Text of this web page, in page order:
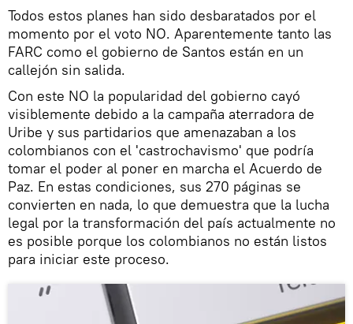
Todos estos planes han sido desbaratados por el
momento por el voto NO. Aparentemente tanto las
FARC como el gobierno de Santos están en un
callejón sin salida.
Con este NO la popularidad del gobierno cayó
visiblemente debido a la campaña aterradora de
Uribe y sus partidarios que amenazaban a los
colombianos con el 'castrochavismo' que podría
tomar el poder al poner en marcha el Acuerdo de
Paz. En estas condiciones, sus 270 páginas se
convierten en nada, lo que demuestra que la lucha
legal por la transformación del país actualmente no
es posible porque los colombianos no están listos
para iniciar este proceso.